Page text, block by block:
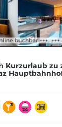
Kurzurlaub